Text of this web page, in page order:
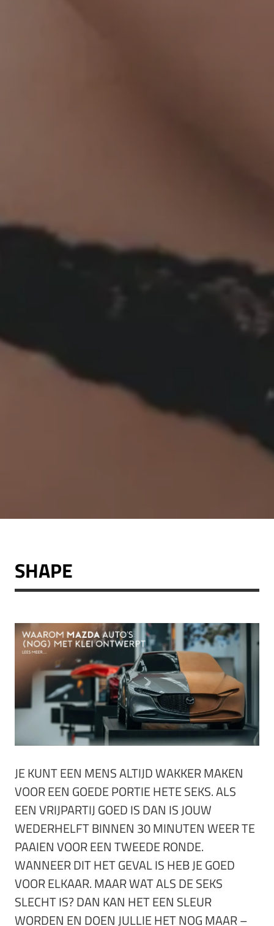
SHAPE
JE KUNT EEN MENS ALTIJD WAKKER MAKEN
VOOR EEN GOEDE PORTIE HETE SEKS. ALS
EEN VRIJPARTIJ GOED IS DAN IS JOUW
WEDERHELFT BINNEN 30 MINUTEN WEER TE
PAAIEN VOOR EEN TWEEDE RONDE.
WANNEER DIT HET GEVAL IS HEB JE GOED
VOOR ELKAAR. MAAR WAT ALS DE SEKS
SLECHT IS? DAN KAN HET EEN SLEUR
WORDEN EN DOEN JULLIE HET NOG MAAR –